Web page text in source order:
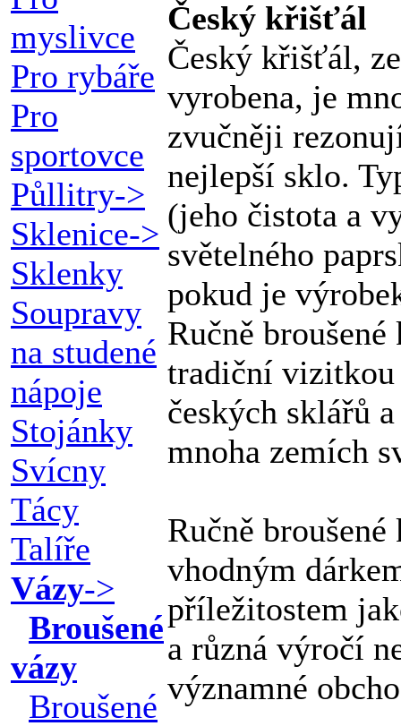
myslivce
Pro rybáře
Pro
sportovce
Půllitry->
Sklenice->
Sklenky
Soupravy
na studené
nápoje
Stojánky
Svícny
Tácy
Talíře
Vázy->
Broušené
vázy
Broušené
Český křišťál
Český křišťál,
vyrobena, je
zvučněji
nejlepší sklo.
(jeho čistota a
světelného
pokud je
Ručně
tradiční vizitkou
českých sklářů
mnoha zemích
Ručně
vhodným
příležitostem
a různá výročí
významné